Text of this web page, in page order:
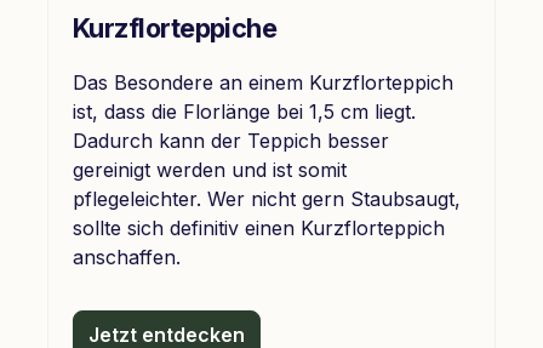
Kurzflorteppiche
Das Besondere an einem Kurzflorteppich
ist, dass die Florlänge bei 1,5 cm liegt.
Dadurch kann der Teppich besser
gereinigt werden und ist somit
pflegeleichter. Wer nicht gern Staubsaugt,
sollte sich definitiv einen Kurzflorteppich
anschaffen.
Jetzt entdecken